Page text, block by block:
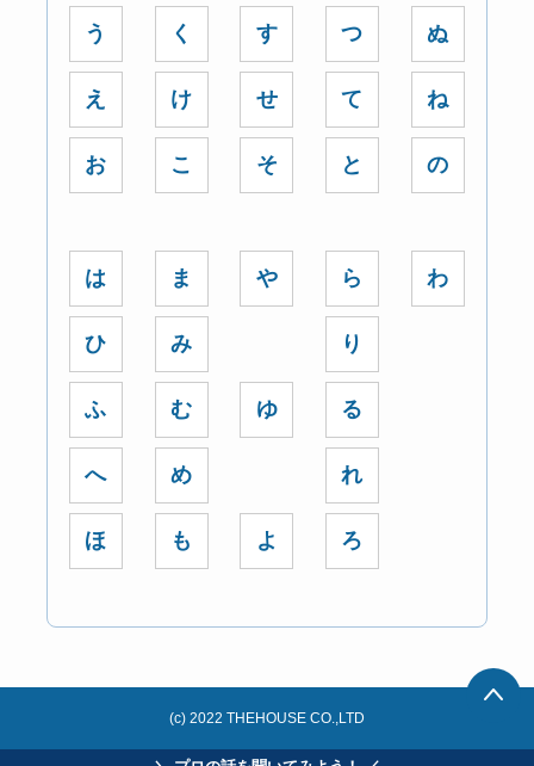
う
え
お
く
け
こ
す
せ
そ
つ
て
と
ぬ
ね
の
は
ひ
ふ
へ
ほ
ま
み
む
め
も
や
ゆ
よ
ら
り
る
れ
ろ
わ
(c) 2022 THEHOUSE CO.,LTD